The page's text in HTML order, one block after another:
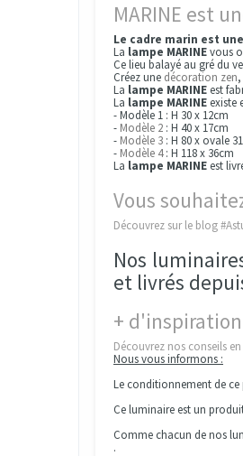
MARINE est
Le cadre marin est
La lampe MARINEvous
Ce lieu balayé au gré du
Créez une décoration zen
La lampe MARINE est
La lampe MARINE existe
- Modèle 1 : H 30 x 12cm
- Modèle 2 : H 40 x 17cm
- Modèle 3 : H 80 x ovale
- Modèle 4: H 118 x 36cm
La lampe MARINE est
Vous
Découvrez sur le blog
Nos
et livrés
+
Découvrez nos conseils
Nous vous informons :
Le conditionnement de
Ce luminaire est un
Comme chacun de nos
.